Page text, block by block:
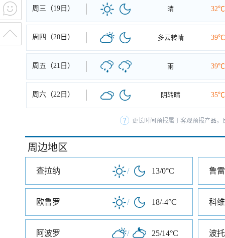
周三（19日） 晴 32℃
周四（20日） 多云转晴 39℃
周五（21日） 雨 39℃
周六（22日） 阴转晴 35℃
更长时间预报属于客观预报产品
周边地区
查拉纳 / 13/0°C 鲁
欧鲁罗 / 18/-4°C 科
阿波罗 / 25/14°C 波